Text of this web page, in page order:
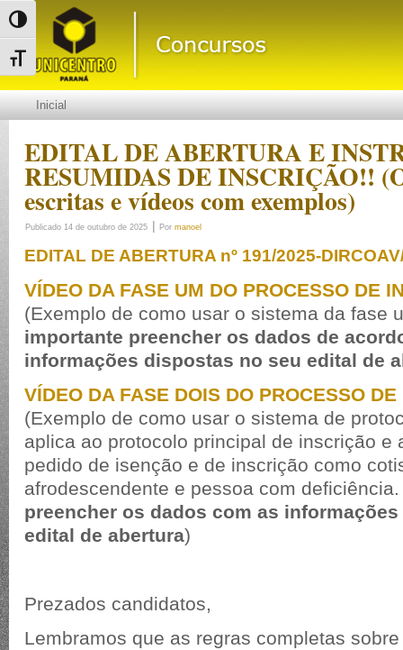
Alternar alto contraste
Alternar tamanho da fonte
Inicial
EDITAL DE ABERTURA E
RESUMIDAS DE INSCRIÇÃO!!
escritas e vídeos com exemplos)
Publicado 14 de outubro de 2025 | Por manoel
EDITAL DE ABERTURA nº 191/2025-
VÍDEO DA FASE UM DO PROCESSO DE
(Exemplo de como usar o sistema da fase
importante preencher os dados de
informações dispostas no seu edital de
VÍDEO DA FASE DOIS DO PROCESSO
(Exemplo de como usar o sistema de
aplica ao protocolo principal de inscrição e
pedido de isenção e de inscrição como
afrodescendente e pessoa com
preencher os dados com as
edital de abertura)
Prezados candidatos,
Lembramos que as regras completas